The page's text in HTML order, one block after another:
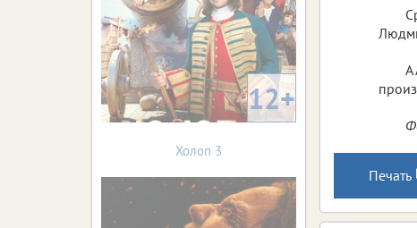
А
Печать
12+
Холоп 3